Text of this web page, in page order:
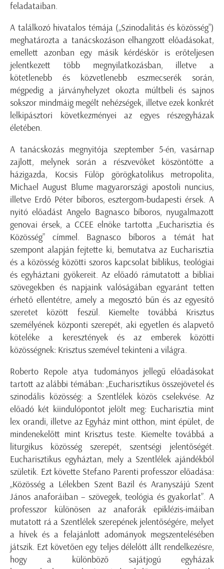
feladataiban.
A találkozó hivatalos témája („Szinodalitás és közösség”)
meghatározta a tanácskozáson elhangzott előadásokat,
emellett azonban egy másik kérdéskör is erőteljesen
jelentkezett több megnyilatkozásban, illetve a
kötetlenebb és közvetlenebb eszmecserék során,
mégpedig a járványhelyzet okozta múltbeli és sajnos
sokszor mindmáig megélt nehézségek, illetve ezek konkrét
lelkipásztori következményei az egyes részegyházak
életében.
A tanácskozás megnyitója szeptember 5-én, vasárnap
zajlott, melynek során a részvevőket köszöntötte a
házigazda, Kocsis Fülöp görögkatolikus metropolita,
Michael August Blume magyarországi apostoli nuncius,
illetve Erdő Péter bíboros, esztergom-budapesti érsek. A
nyitó előadást Angelo Bagnasco bíboros, nyugalmazott
genovai érsek, a CCEE elnöke tartotta „Eucharisztia és
Közösség” címmel. Bagnasco bíboros a témát hat
szempont alapján fejtette ki, bemutatva az Eucharisztia
és a közösség közötti szoros kapcsolat biblikus, teológiai
és egyháztani gyökereit. Az előadó rámutatott a bibliai
szövegekben és napjaink valóságában egyaránt tetten
érhető ellentétre, amely a megosztó bűn és az egyesítő
szeretet között feszül. Kiemelte továbbá Krisztus
személyének központi szerepét, aki egyetlen és alapvető
köteléke a keresztények és az emberek közötti
közösségnek: Krisztus szemével tekinteni a világra.
Roberto Repole atya tudományos jellegű előadásokat
tartott az alábbi témában: „Eucharisztikus összejövetel és
szinodális közösség: a Szentlélek közös cselekvése. Az
előadó két kiindulópontot jelölt meg: Eucharisztia mint
lex orandi, illetve az Egyház mint otthon, mint épület, de
mindenekelőtt mint Krisztus teste. Kiemelte továbbá a
liturgikus közösség szerepét, szentségi jelentőségét.
Eucharisztikus egyháztan, mely a Szentlélek ajándékból
születik. Ezt követte Stefano Parenti professzor előadása:
„Közösség a Lélekben Szent Bazil és Aranyszájú Szent
János anaforáiban – szövegek, teológia és gyakorlat”. A
professzor különösen az anaforák epiklézis-imáiban
mutatott rá a Szentlélek szerepének jelentőségére, melyet
a hívek és a felajánlott adományok megszentelésében
játszik. Ezt követően egy teljes délelőtt állt rendelkezésre,
hogy a különböző sajátjogú egyházak